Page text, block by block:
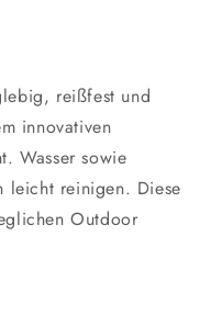
reißfest und
innovativen
Wasser sowie
leicht reinigen. Diese
Outdoor